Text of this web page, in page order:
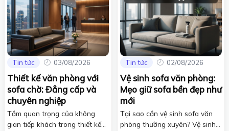
Tin tức 03/08/2026
Thiết kế văn phòng với
sofa chờ: Đẳng cấp và
chuyên nghiệp
Tầm quan trọng của không
gian tiếp khách trong thiết kế
Tin tức 02/08/2026
Vệ sinh sofa văn phòng:
Mẹo giữ sofa bền đẹp như
mới
Tại sao cần vệ sinh sofa văn
phòng thường xuyên? Vệ sinh